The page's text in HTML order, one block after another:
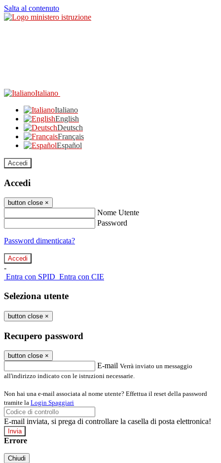
Salta al contenuto
Italiano
Italiano
English
Deutsch
Français
Español
Accedi
Accedi
button close ×
Nome Utente
Password
Password dimenticata?
-
Entra con SPID Entra con CIE
Seleziona utente
button close ×
Recupero password
button close ×
E-mail Verrà inviato un messaggio
all'indirizzo indicato con le istruzioni necessarie.
Non hai una e-mail associata al nome utente? Effettua il reset della password
tramite la Login Spaggiari
E-mail inviata, si prega di controllare la casella di posta elettronica!
Errore
Chiudi